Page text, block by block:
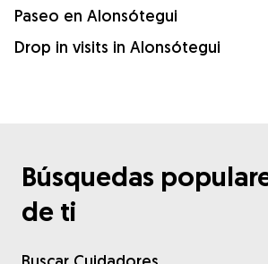
Paseo en Alonsótegui
Drop in visits in Alonsótegui
Búsquedas
de ti